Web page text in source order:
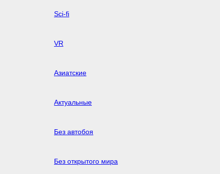
Sci-fi
VR
Азиатские
Актуальные
Без автобоя
Без открытого мира